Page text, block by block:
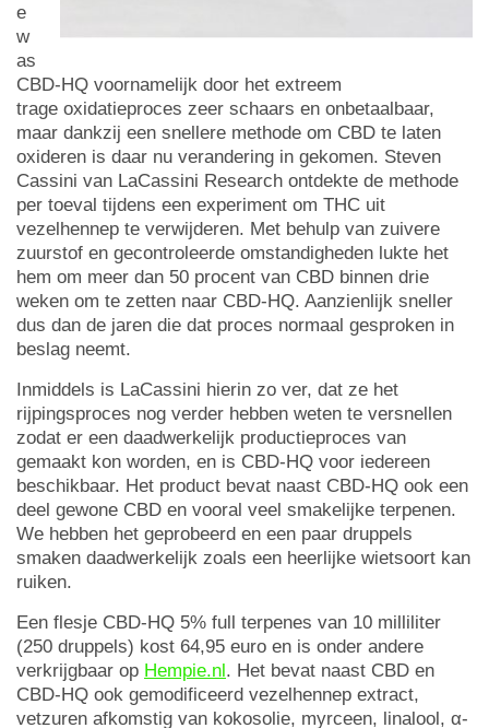
e
w
as
CBD-HQ voornamelijk door het extreem
trage oxidatieproces zeer schaars en onbetaalbaar,
maar dankzij een snellere methode om CBD te laten
oxideren is daar nu verandering in gekomen. Steven
Cassini van LaCassini Research ontdekte de methode
per toeval tijdens een experiment om THC uit
vezelhennep te verwijderen. Met behulp van zuivere
zuurstof en gecontroleerde omstandigheden lukte het
hem om meer dan 50 procent van CBD binnen drie
weken om te zetten naar CBD-HQ. Aanzienlijk sneller
dus dan de jaren die dat proces normaal gesproken in
beslag neemt.
Inmiddels is LaCassini hierin zo ver, dat ze het
rijpingsproces nog verder hebben weten te versnellen
zodat er een daadwerkelijk productieproces van
gemaakt kon worden, en is CBD-HQ voor iedereen
beschikbaar. Het product bevat naast CBD-HQ ook een
deel gewone CBD en vooral veel smakelijke terpenen.
We hebben het geprobeerd en een paar druppels
smaken daadwerkelijk zoals een heerlijke wietsoort kan
ruiken.
Een flesje CBD-HQ 5% full terpenes van 10 milliliter
(250 druppels) kost 64,95 euro en is onder andere
verkrijgbaar op Hempie.nl. Het bevat naast CBD en
CBD-HQ ook gemodificeerd vezelhennep extract,
vetzuren afkomstig van kokosolie, myrceen, linalool, α-